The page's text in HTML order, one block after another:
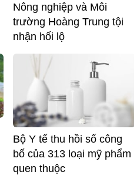
Nông nghiệp và Môi
trường Hoàng Trung tội
nhận hối lộ
Bộ Y tế thu hồi số công
bố của 313 loại mỹ phẩm
quen thuộc